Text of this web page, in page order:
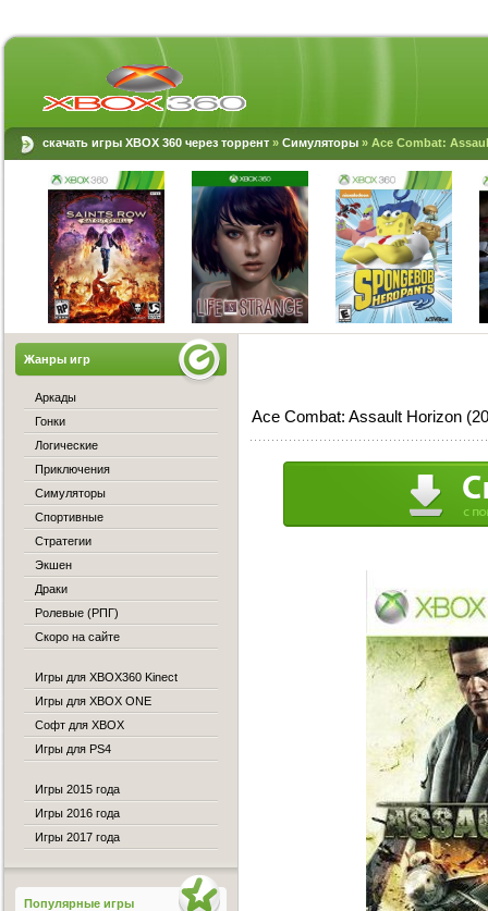
скачать игры XBOX 360 через торрент » Симуляторы » Ace Combat:
Ace Combat: Assault Horizon
Жанры игр
Аркады
Гонки
Логические
Приключения
Симуляторы
Спортивные
Стратегии
Экшен
Драки
Ролевые (РПГ)
Скоро на сайте
Игры для XBOX360 Kinect
Игры для XBOX ONE
Софт для XBOX
Игры для PS4
Игры 2015 года
Игры 2016 года
Игры 2017 года
Популярные игры